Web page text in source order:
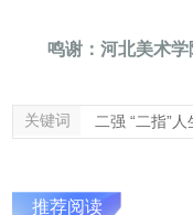
鸣谢：河北美术学
关键词 二强 “二指”人
推荐阅读